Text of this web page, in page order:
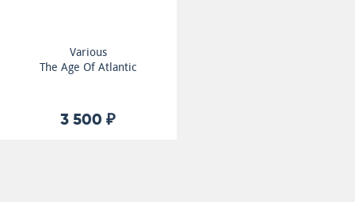
Various
The Age Of Atlantic
3 500 ₽